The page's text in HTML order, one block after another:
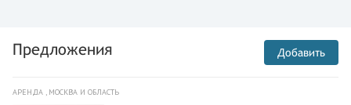
Предложения Добавить
АРЕНДА , МОСКВА И ОБЛАСТЬ